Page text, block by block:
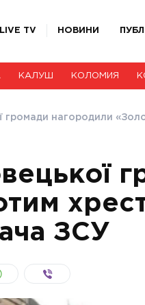
TV НОВИНИ
КАЛУШ КОЛОМИЯ
громади нагородили
ЗСУ